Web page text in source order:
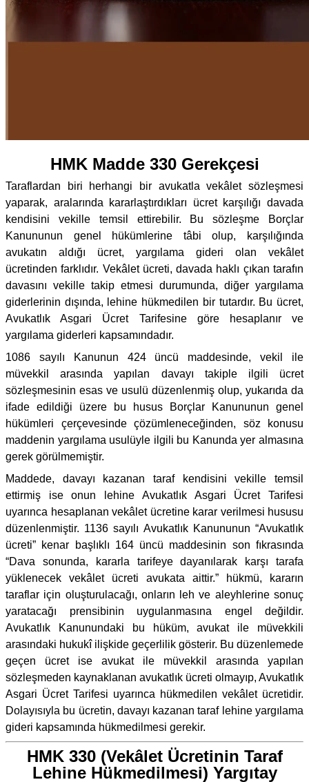
HMK Madde 330 Gerekçesi
Taraflardan biri herhangi bir avukatla vekâlet sözleşmesi
yaparak, aralarında kararlaştırdıkları ücret karşılığı davada
kendisini vekille temsil ettirebilir. Bu sözleşme Borçlar
Kanununun genel hükümlerine tâbi olup, karşılığında
avukatın aldığı ücret, yargılama gideri olan vekâlet
ücretinden farklıdır. Vekâlet ücreti, davada haklı çıkan tarafın
davasını vekille takip etmesi durumunda, diğer yargılama
giderlerinin dışında, lehine hükmedilen bir tutardır. Bu ücret,
Avukatlık Asgari Ücret Tarifesine göre hesaplanır ve
yargılama giderleri kapsamındadır.
1086 sayılı Kanunun 424 üncü maddesinde, vekil ile
müvekkil arasında yapılan davayı takiple ilgili ücret
sözleşmesinin esas ve usulü düzenlenmiş olup, yukarıda da
ifade edildiği üzere bu husus Borçlar Kanununun genel
hükümleri çerçevesinde çözümleneceğinden, söz konusu
maddenin yargılama usulüyle ilgili bu Kanunda yer almasına
gerek görülmemiştir.
Maddede, davayı kazanan taraf kendisini vekille temsil
ettirmiş ise onun lehine Avukatlık Asgari Ücret Tarifesi
uyarınca hesaplanan vekâlet ücretine karar verilmesi hususu
düzenlenmiştir. 1136 sayılı Avukatlık Kanununun “Avukatlık
ücreti” kenar başlıklı 164 üncü maddesinin son fıkrasında
“Dava sonunda, kararla tarifeye dayanılarak karşı tarafa
yüklenecek vekâlet ücreti avukata aittir.” hükmü, kararın
taraflar için oluşturulacağı, onların leh ve aleyhlerine sonuç
yaratacağı prensibinin uygulanmasına engel değildir.
Avukatlık Kanunundaki bu hüküm, avukat ile müvekkili
arasındaki hukukî ilişkide geçerlilik gösterir. Bu düzenlemede
geçen ücret ise avukat ile müvekkil arasında yapılan
sözleşmeden kaynaklanan avukatlık ücreti olmayıp, Avukatlık
Asgari Ücret Tarifesi uyarınca hükmedilen vekâlet ücretidir.
Dolayısıyla bu ücretin, davayı kazanan taraf lehine yargılama
gideri kapsamında hükmedilmesi gerekir.
HMK 330 (Vekâlet Ücretinin Taraf
Lehine Hükmedilmesi) Yargıtay